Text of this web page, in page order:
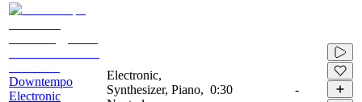
Downtempo
Electronic
Electronic,
Synthesizer, Piano, 0:30 -